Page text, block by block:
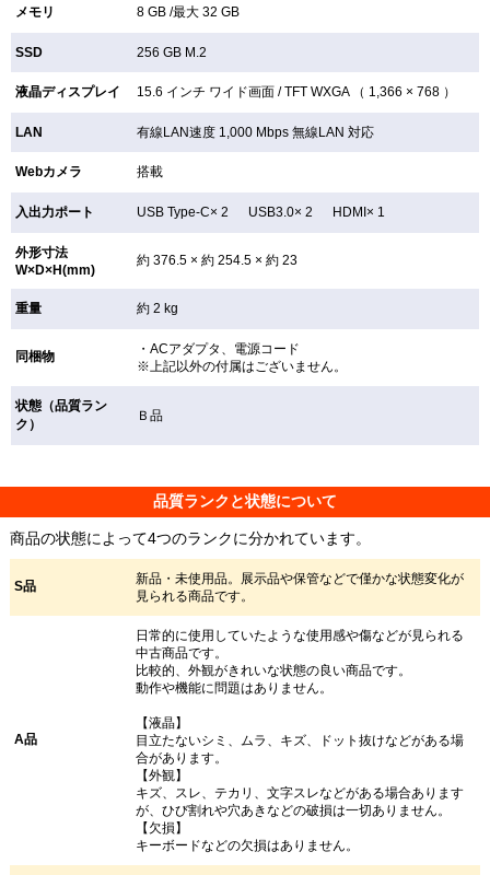
メモリ 8 GB /最大 32 GB
SSD 256 GB M.2
液晶ディスプレイ 15.6 インチ ワイド画面 /TFTWXGA （ 1,366 × 768 ）
LAN 有線LAN速度 1,000 Mbps 無線LAN対応
Webカメラ 搭載
入出力ポート USB Type-C× 2 USB3.0× 2 HDMI× 1
外形寸法
W×D×H(mm)
約 376.5 × 約 254.5 × 約 23
重量 約 2 kg
同梱物
・ACアダプタ、電源コード
※上記以外の付属はございません。
状態（品質ラン
ク）
Ｂ品
品質ランクと状態について
商品の状態によって4つのランクに分かれています。
S品
新品・未使用品。展示品や保管などで僅かな状態変化が
見られる商品です。
A品
日常的に使用していたような使用感や傷などが見られる
中古商品です。
比較的、外観がきれいな状態の良い商品です。
動作や機能に問題はありません。
【液晶】
目立たないシミ、ムラ、キズ、ドット抜けなどがある場
合があります。
【外観】
キズ、スレ、テカリ、文字スレなどがある場合あります
が、ひび割れや穴あきなどの破損は一切ありません。
【欠損】
キーボードなどの欠損はありません。